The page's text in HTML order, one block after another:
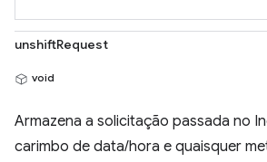
unshiftRequest
void
Armazena a solicitação passada no
carimbo de data/hora e quaisquer